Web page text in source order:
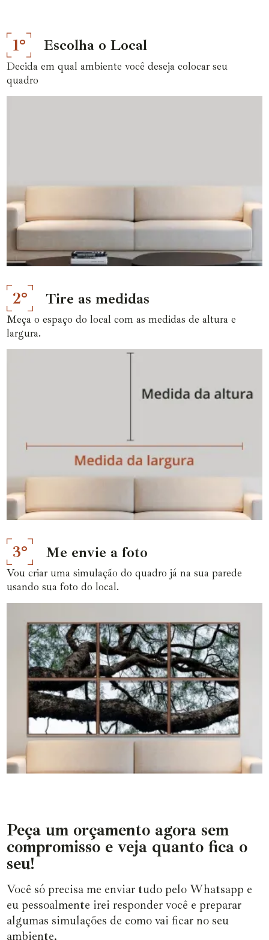
1° Escolha o Local
Decida em qual ambiente você deseja colocar seu
quadro
2° Tire as medidas
Meça o espaço do local com as medidas de altura e
largura.
3° Me envie a foto
Vou criar uma simulação do quadro já na sua parede
usando sua foto do local.
Peça um orçamento agora sem
compromisso e veja quanto fica o
seu!
Você só precisa me enviar tudo pelo Whatsapp e
eu pessoalmente irei responder você e preparar
algumas simulações de como vai ficar no seu
ambiente.